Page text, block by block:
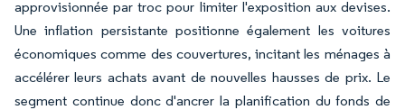
approvisionnée par troc pour limiter l'exposition aux devises.
Une inflation persistante positionne également les voitures
économiques comme des couvertures, incitant les ménages à
accélérer leurs achats avant de nouvelles hausses de prix. Le
segment continue donc d'ancrer la planification du fonds de